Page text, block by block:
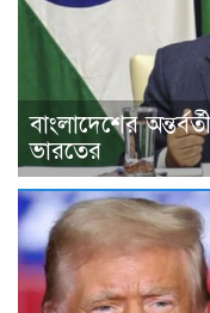
বাংলাদেশের
ভারতের